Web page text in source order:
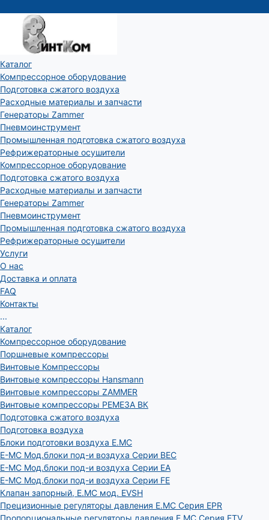
Каталог
Компрессорное оборудование
Подготовка сжатого воздуха
Расходные материалы и запчасти
Генераторы Zammer
Пневмоинструмент
Промышленная подготовка сжатого воздуха
Рефрижераторные осушители
Компрессорное оборудование
Подготовка сжатого воздуха
Расходные материалы и запчасти
Генераторы Zammer
Пневмоинструмент
Промышленная подготовка сжатого воздуха
Рефрижераторные осушители
Услуги
О нас
Доставка и оплата
FAQ
Контакты
...
Каталог
Компрессорное оборудование
Поршневые компрессоры
Винтовые Компрессоры
Винтовые компрессоры Hansmann
Винтовые компрессоры ZAMMER
Винтовые компрессоры РЕМЕЗА ВК
Подготовка сжатого воздуха
Подготовка воздуха
Блоки подготовки воздуха E.MC
E-MC Мод.блоки под-и воздуха Серии BEC
E-MC Мод.блоки под-и воздуха Серии EA
E-MC Мод.блоки под-и воздуха Серии FE
Клапан запорный, E.MC мод. EVSH
Прецизионные регуляторы давления E.MC Серия EPR
Пропорциональные регуляторы давления E.MC Серия ETV